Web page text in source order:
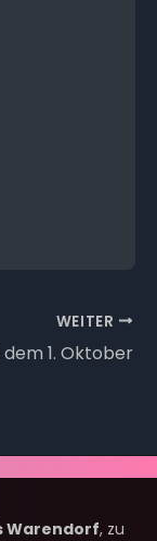
WEITER
1. Oktober
Warendorf, zu